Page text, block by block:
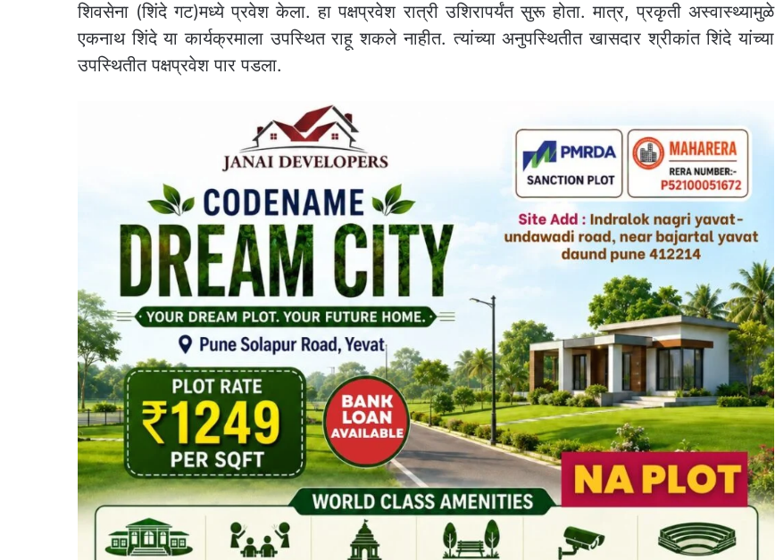
शिवसेना (शिंदे गट)मध्ये प्रवेश केला. हा पक्षप्रवेश रात्री उशिरापर्यंत सुरू होता. मात्र, प्रकृती अस्वास्थ्यामुळे
एकनाथ शिंदे या कार्यक्रमाला उपस्थित राहू शकले नाहीत. त्यांच्या अनुपस्थितीत खासदार श्रीकांत शिंदे यांच्या
उपस्थितीत पक्षप्रवेश पार पडला.